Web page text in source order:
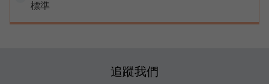
標準
追蹤我們